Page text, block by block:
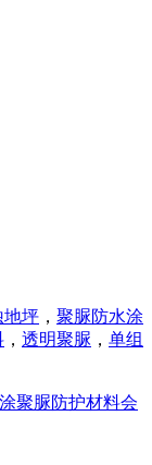
地坪 ， 聚脲防水涂
， 透明聚脲 ， 单组
聚脲防护材料会